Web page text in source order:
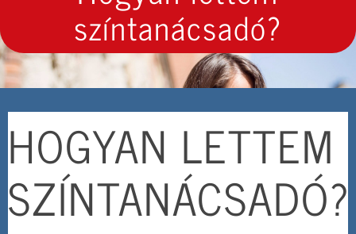
színtanácsadó?
HOGYAN LETTEM
SZÍNTANÁCSADÓ?